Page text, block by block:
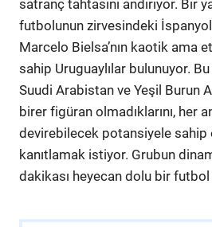
satranç tahtasını andırıyor. Bir
futbolunun zirvesindeki
Marcelo Bielsa’nın kaotik ama
sahip Uruguaylılar bulunuyor.
Suudi Arabistan ve Yeşil Burun
birer figüran olmadıklarını, her
devirebilecek potansiyele sahip
kanıtlamak istiyor. Grubun
dakikası heyecan dolu bir